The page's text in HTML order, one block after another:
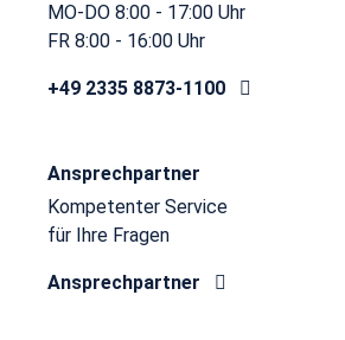
MO-DO 8:00 - 17:00 Uhr
FR 8:00 - 16:00 Uhr
+49 2335 8873-1100
Ansprechpartner
Kompetenter Service
für Ihre Fragen
Ansprechpartner